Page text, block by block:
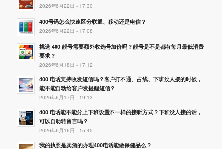
2026年6月22日 - 17:30
400号码怎么快速区分联通、移动还是电信？
2026年6月22日 - 17:08
挑选 400 靓号需要额外收选号加价吗？靓号是不是都有每月最低消费
要求？
2026年6月18日 - 17:12
400 电话支持收发短信吗？客户打不通、占线、下班没人接的时候，
能不能自动给客户发提醒短信？
2026年6月17日 - 19:13
400 电话能不能分上下班设置不一样的接听方式？下班没人接的话，
可以自动转留言吗？
2026年6月16日 - 15:45
我的执照是卖酒的办理400电话能做保健品么？